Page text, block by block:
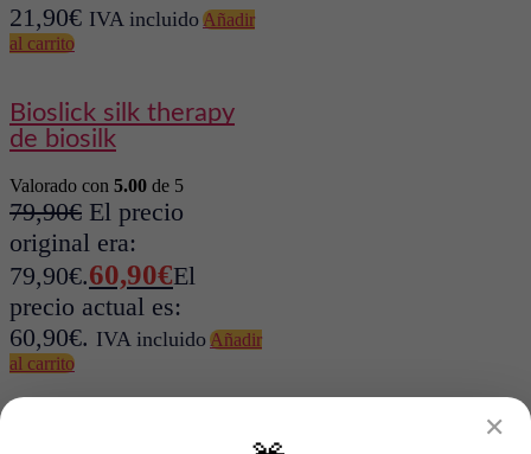
21,90€ IVA incluidoAñadir
al carrito
bioslick silk therapy
de biosilk
Valorado con 5.00 de 5
79,90€ El precio
original era:
79,90€.60,90€El
precio actual es:
60,90€. IVA incluido Añadir
al carrito
✕